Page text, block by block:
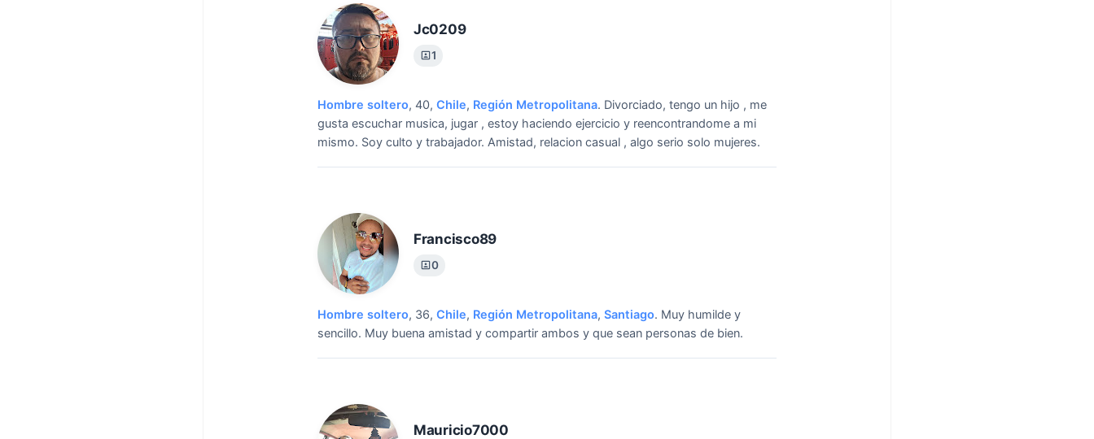
Jc0209
1
Hombre soltero, 40, Chile, Región Metropolitana. Divorciado, tengo un hijo , me
gusta escuchar musica, jugar , estoy haciendo ejercicio y reencontrandome a mi
mismo. Soy culto y trabajador. Amistad, relacion casual , algo serio solo mujeres.
Francisco89
0
Hombre soltero, 36, Chile, Región Metropolitana, Santiago. Muy humilde y
sencillo. Muy buena amistad y compartir ambos y que sean personas de bien.
Mauricio7000